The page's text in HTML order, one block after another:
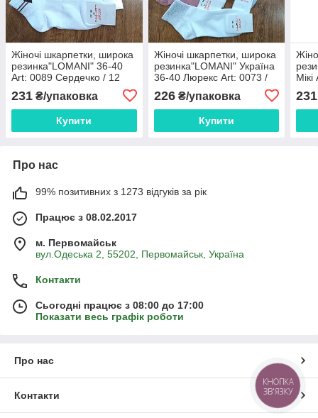
Жіночі шкарпетки, широка
резинка"LOMANI" 36-40
Art: 0089 Сердечко / 12
231 ₴/упаковка
Купити
Жіночі шкарпетки, широка
резинка"LOMANI" Україна
36-40 Люрекс Art: 0073 /
226₴/упаковка
Купити
231
Про нас
99% позитивних з 1273 відгуків за рік
Працює з 08.02.2017
м. Первомайськ
вул.Одеська 2, 55202, Первомайськ, Україна
Контакти
Сьогодні працює з 08:00 до 17:00
Показати весь графік роботи
Про нас
Контакти
КНОПКА
ЗВ'ЯЗКУ